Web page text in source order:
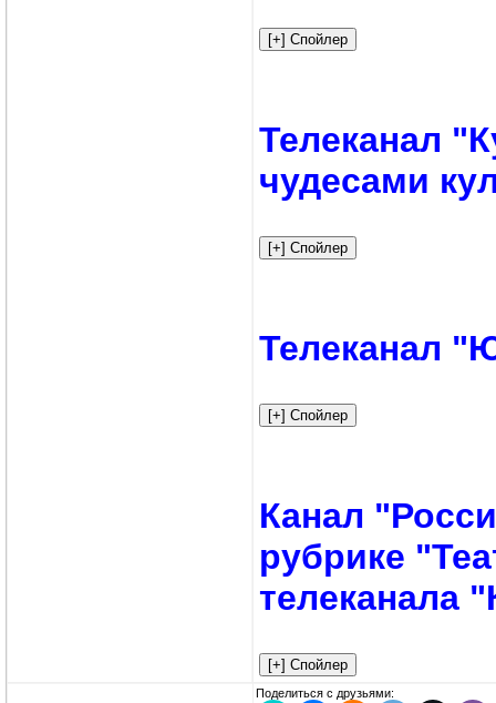
Телеканал
чудесами
Телеканал
Канал
рубрике
телеканала
Поделиться с друзьями: